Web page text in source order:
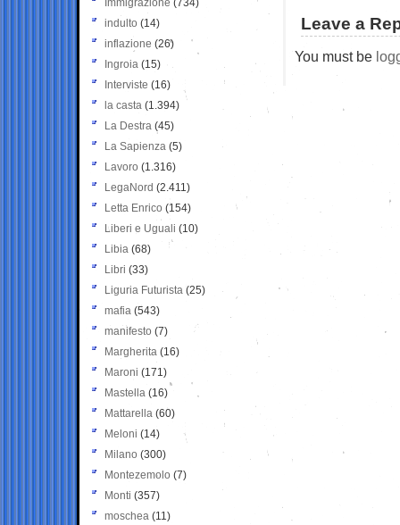
Leave a
You must be
Immigrazione (734)
indulto (14)
inflazione (26)
Ingroia (15)
Interviste (16)
la casta (1.394)
La Destra (45)
La Sapienza (5)
Lavoro (1.316)
LegaNord (2.411)
Letta Enrico (154)
Liberi e Uguali (10)
Libia (68)
Libri (33)
Liguria Futurista (25)
mafia (543)
manifesto (7)
Margherita (16)
Maroni (171)
Mastella (16)
Mattarella (60)
Meloni (14)
Milano (300)
Montezemolo (7)
Monti (357)
moschea (11)